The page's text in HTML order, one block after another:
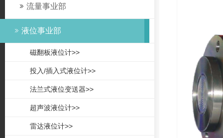
流量事业部
液位事业部
磁翻板液位计>>
投入/插入式液位计>>
法兰式液位变送器>>
超声波液位计>>
雷达液位计>>